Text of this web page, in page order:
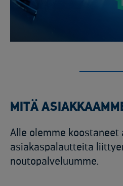
MITÄ
Alle olemme koostaneet
asiakaspalautteita
noutopalveluumme.